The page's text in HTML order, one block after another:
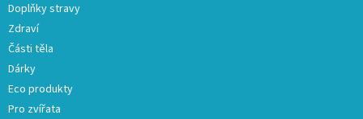
Doplňky stravy
Zdraví
Části těla
Dárky
Eco produkty
Pro zvířata